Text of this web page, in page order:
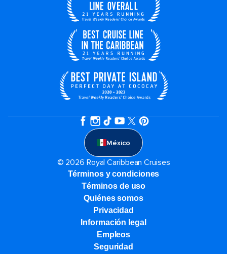
México
© 2026 Royal Caribbean Cruises
Términos y condiciones
Términos de uso
Quiénes somos
Privacidad
Información legal
Empleos
Seguridad